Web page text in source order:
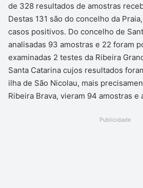
de 328 resultados de amostras
Destas 131 são do concelho da
casos positivos. Do concelho de
analisadas 93 amostras e 22 foram
examinadas 2 testes da Ribeira
Santa Catarina cujos resultados
ilha de São Nicolau, mais
Ribeira Brava, vieram 94 amostras e
Publicidade